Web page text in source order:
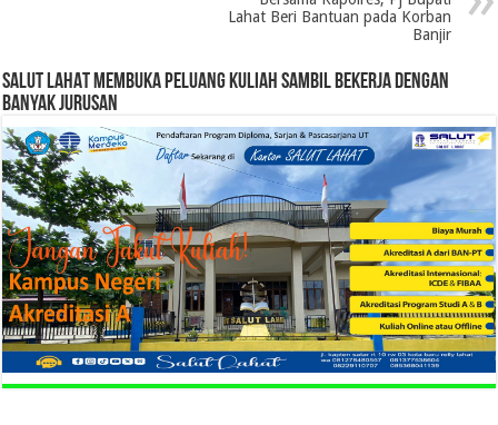
Lahat Beri Bantuan pada Korban
Banjir
SALUT LAHAT MEMBUKA PELUANG KULIAH SAMBIL BEKERJA DENGAN
BANYAK JURUSAN